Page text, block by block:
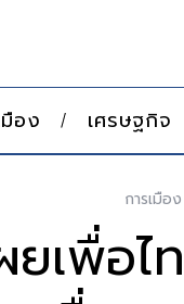
อง เศรษฐกิจ
การเมือง
เพื่อไ